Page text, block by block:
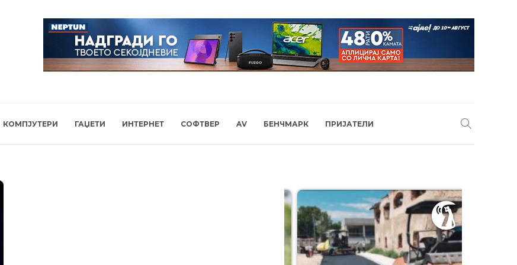
КОМПЈУТЕРИ ГАЏЕТИ ИНТЕРНЕТ СОФТВЕР AV БЕНЧМАРК ПРИЈАТЕЛИ